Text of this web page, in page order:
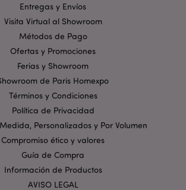
Entregas y Envíos
Visita Virtual al Showroom
Métodos de Pago
Ofertas y Promociones
Ferias y Showroom
de Paris Homexpo
Términos y Condiciones
Política de Privacidad
Personalizados y Por Volumen
Compromiso ético y valores
Guía de Compra
Información de Productos
AVISO LEGAL
Orientación
Funcionalidad
estrictamente necesarias permiten la
básica del sitio web, como el inicio de
usuario y la gestión de la cuenta. El sitio
funcionar correctamente sin las
necesarias.
.google.com